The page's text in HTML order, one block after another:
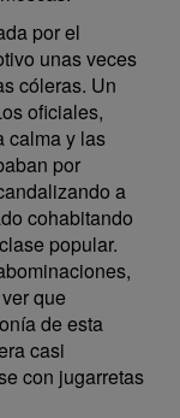
por el
unas veces
cóleras. Un
oficiales,
calma y las
por
a
cohabitando
popular.
que
de esta
casi
con jugarretas